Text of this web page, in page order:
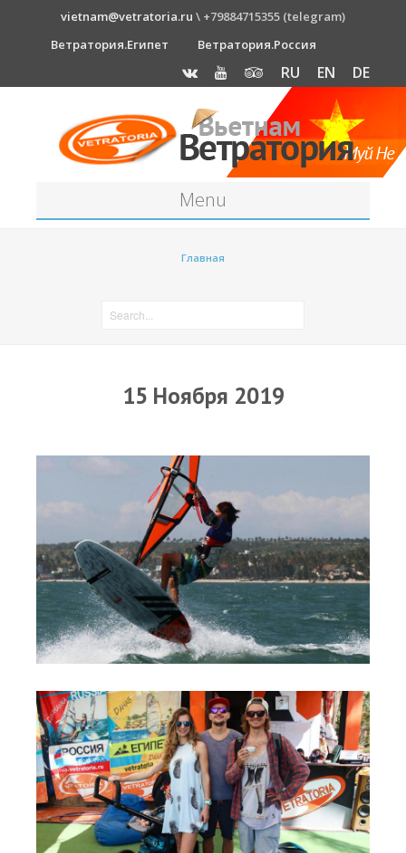
vietnam@vetratoria.ru \ +79884715355 (telegram)
Ветратория.Египет
Ветратория.Россия
RU EN DE
Menu
RRD Russian Cup
Новости
Медиа
Фото
Видео
Места катания
Наши станции
Ветратория.Дахаб
Ветратория Россия
Ветратория.Вьетнам
Цены
Обучение Виндсерфингу
Главная
15 Ноября 2019